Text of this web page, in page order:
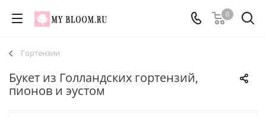
0
Гортензии
Букет из Голландских гортензий,
пионов и эустом